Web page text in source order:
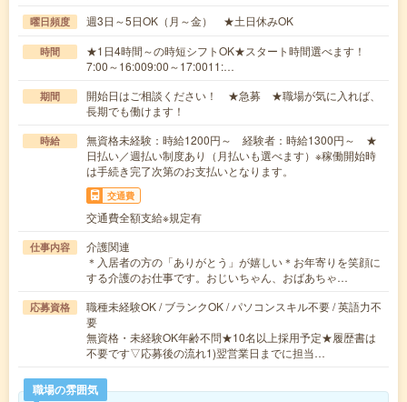
曜日頻度 週3日～5日OK（月～金） ★土日休みOK
時間
★1日4時間～の時短シフトOK★スタート時間選べます！
7:00～16:009:00～17:0011:…
期間
開始日はご相談ください！ ★急募 ★職場が気に入れば、
長期でも働けます！
時給
無資格未経験：時給1200円～ 経験者：時給1300円～ ★
日払い／週払い制度あり（月払いも選べます）※稼働開始時
は手続き完了次第のお支払いとなります。
交通費
交通費全額支給※規定有
仕事内容
介護関連
＊入居者の方の「ありがとう」が嬉しい＊お年寄りを笑顔に
する介護のお仕事です。おじいちゃん、おばあちゃ…
応募資格
職種未経験OK / ブランクOK / パソコンスキル不要 / 英語力不
要
無資格・未経験OK年齢不問★10名以上採用予定★履歴書は
不要です▽応募後の流れ1)翌営業日までに担当…
職場の雰囲気